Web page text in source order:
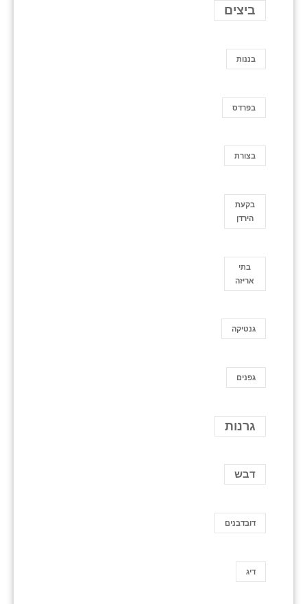
ביצים
בננות
בפרדס
בצורת
בקעת
הירדן
בתי
אריזה
גנטיקה
גפנים
גרנות
דבש
דובדבנים
דיג